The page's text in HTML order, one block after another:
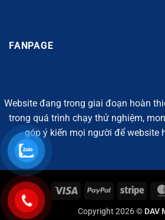
FANPAGE
Website đang trong giai đoạn hoàn
trong quá trình chạy thử nghiệm,
góp ý kiến mọi người để website
Visa PayPal Stripe
Copyright 2026 © DAV